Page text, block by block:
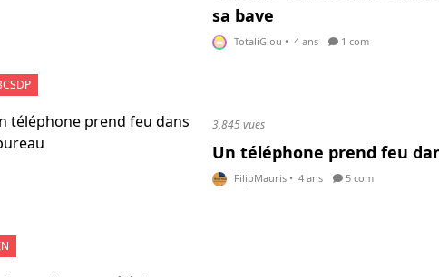
sa bave
TotaliGlou • 4 ans 1 com
3,845 vues
Un téléphone prend feu
FilipMauris • 4 ans 5 com